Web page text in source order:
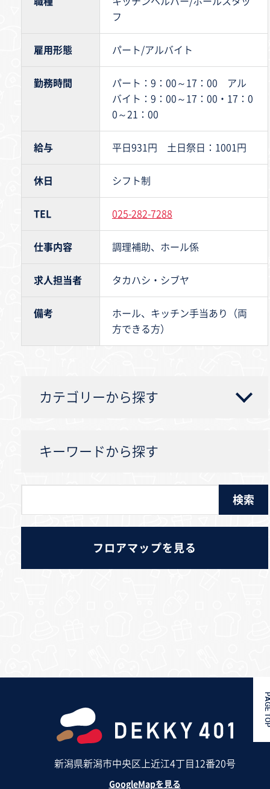
フ
雇用形態 パート/アルバイト
勤務時間
パート：9：00～17：00 アル
バイト：9：00～17：00・17：0
0～21：00
給与 平日931円 土日祭日：1001円
休日 シフト制
TEL 025-282-7288
仕事内容 調理補助、ホール係
求人担当者 タカハシ・シブヤ
備考
ホール、キッチン手当あり（両
方できる方）
カテゴリーから探す
キーワードから探す
フロアマップを見る
新潟県新潟市中央区上近江4丁目12番20号
GoogleMapを見る